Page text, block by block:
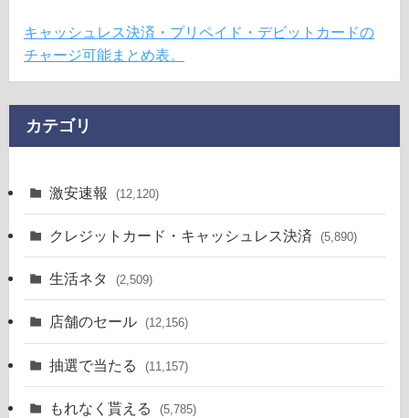
キャッシュレス決済・プリペイド・デビットカードの
チャージ可能まとめ表。
カテゴリ
激安速報 (12,120)
クレジットカード・キャッシュレス決済 (5,890)
生活ネタ (2,509)
店舗のセール (12,156)
抽選で当たる (11,157)
もれなく貰える (5,785)